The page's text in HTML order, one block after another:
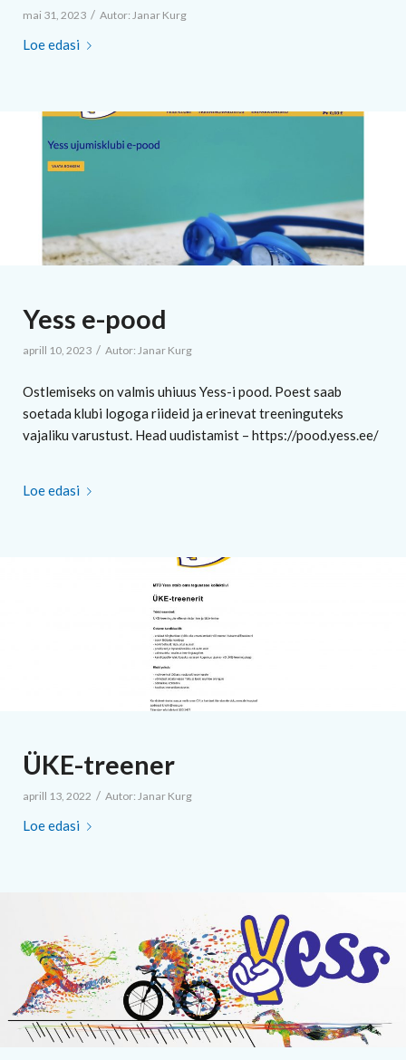
mai 31, 2023 / Autor: Janar Kurg
Loe edasi
Yess e-pood
aprill 10, 2023 / Autor: Janar Kurg
Ostlemiseks on valmis uhiuus Yess-i pood. Poest saab
soetada klubi logoga riideid ja erinevat treeninguteks
vajaliku varustust. Head uudistamist – https://pood.yess.ee/
Loe edasi
ÜKE-treener
aprill 13, 2022 / Autor: Janar Kurg
Loe edasi